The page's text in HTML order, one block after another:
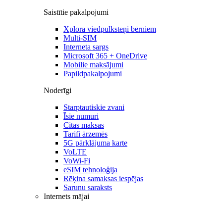
Saistītie pakalpojumi
Xplora viedpulksteņi bērniem
Multi-SIM
Interneta sargs
Microsoft 365 + OneDrive
Mobilie maksājumi
Papildpakalpojumi
Noderīgi
Starptautiskie zvani
Īsie numuri
Citas maksas
Tarifi ārzemēs
5G pārklājuma karte
VoLTE
VoWi-Fi
eSIM tehnoloģija
Rēķina samaksas iespējas
Sarunu saraksts
Internets mājai